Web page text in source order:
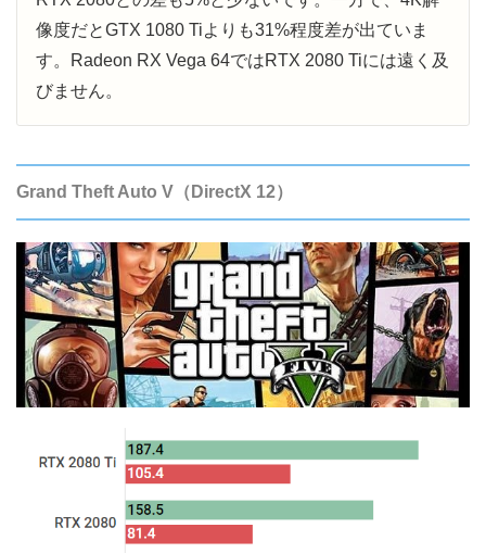
像度だとGTX 1080 Tiよりも31%程度差が出ていま
す。Radeon RX Vega 64ではRTX 2080 Tiには遠く及
びません。
Grand Theft Auto V（DirectX 12）